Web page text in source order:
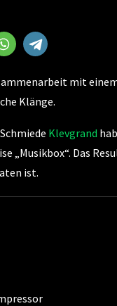
mit
Klänge.
Klevgrand
„Musikbox“. Das
ist.